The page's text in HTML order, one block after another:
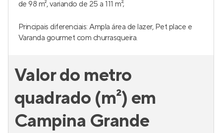
de 98 m², variando de 25 a 111 m²;
Principais diferenciais: Ampla área de lazer, Pet place e
Varanda gourmet com churrasqueira.
Valor do metro
quadrado (m²) em
Campina Grande